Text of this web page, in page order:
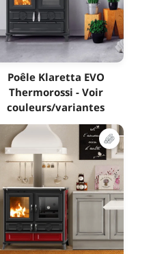
Poêle Klaretta EVO
Thermorossi - Voir
couleurs/variantes